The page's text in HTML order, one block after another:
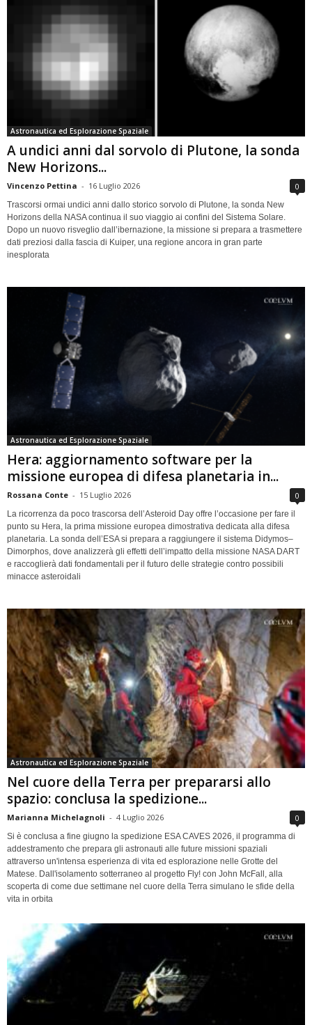
Astronautica ed Esplorazione Spaziale
A undici anni dal sorvolo di Plutone, la sonda
New Horizons...
Vincenzo Pettina - 16 Luglio 2026 0
Trascorsi ormai undici anni dallo storico sorvolo di Plutone, la sonda New
Horizons della NASA continua il suo viaggio ai confini del Sistema Solare.
Dopo un nuovo risveglio dall’ibernazione, la missione si prepara a trasmettere
dati preziosi dalla fascia di Kuiper, una regione ancora in gran parte
inesplorata
Astronautica ed Esplorazione Spaziale
Hera: aggiornamento software per la
missione europea di difesa planetaria in...
Rossana Conte - 15 Luglio 2026 0
La ricorrenza da poco trascorsa dell’Asteroid Day offre l’occasione per fare il
punto su Hera, la prima missione europea dimostrativa dedicata alla difesa
planetaria. La sonda dell’ESA si prepara a raggiungere il sistema Didymos–
Dimorphos, dove analizzerà gli effetti dell’impatto della missione NASA DART
e raccoglierà dati fondamentali per il futuro delle strategie contro possibili
minacce asteroidali
Astronautica ed Esplorazione Spaziale
Nel cuore della Terra per prepararsi allo
spazio: conclusa la spedizione...
Marianna Michelagnoli - 4 Luglio 2026 0
Si è conclusa a fine giugno la spedizione ESA CAVES 2026, il programma di
addestramento che prepara gli astronauti alle future missioni spaziali
attraverso un'intensa esperienza di vita ed esplorazione nelle Grotte del
Matese. Dall'isolamento sotterraneo al progetto Fly! con John McFall, alla
scoperta di come due settimane nel cuore della Terra simulano le sfide della
vita in orbita